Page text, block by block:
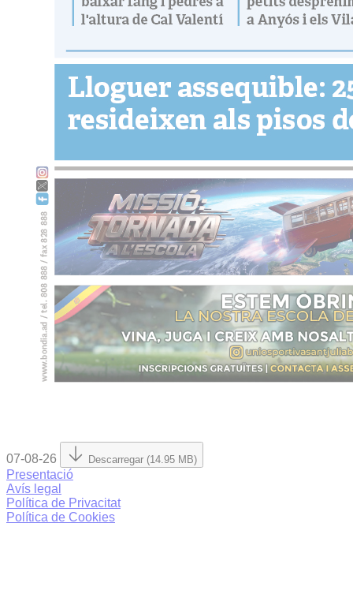
07-08-26 Descarregar (14.95 MB)
Presentació
Avís legal
Política de Privacitat
Política de Cookies